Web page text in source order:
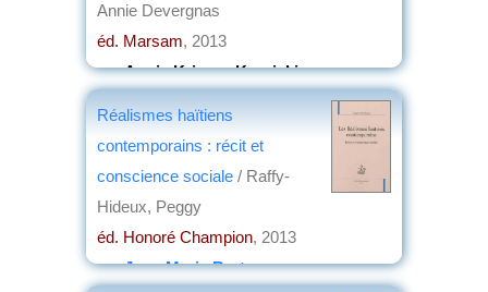
Annie Devergnas
éd. Marsam, 2013
parAnnie Krieger-Krynicki
Réalismes haïtiens
contemporains : récit et
conscience sociale / Raffy-
Hideux, Peggy
éd. Honoré Champion, 2013
parJean-Marie Breton